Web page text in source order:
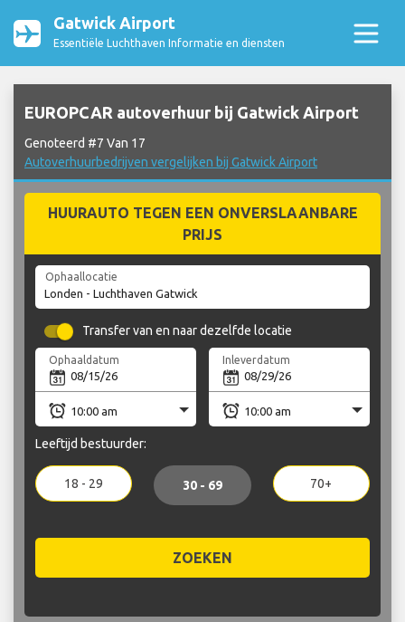
Gatwick Airport
Essentiële Luchthaven Informatie en diensten
EUROPCAR autoverhuur bij Gatwick Airport
Genoteerd #7 Van 17
Autoverhuurbedrijven vergelijken bij Gatwick Airport
HUURAUTO TEGEN EEN ONVERSLAANBARE
PRIJS
Ophaallocatie
Transfer van en naar dezelfde locatie
Ophaaldatum Inleverdatum
Leeftijd bestuurder:
18 - 29 30 - 69 70+
ZOEKEN